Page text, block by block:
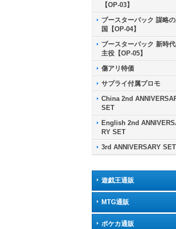
【OP-03】
ブースターパック 謀略
国【OP-04】
ブースターパック 新時
主役【OP-05】
傷アリ特価
サプライ付属プロモ
China 2nd
SET
English 2nd
RY SET
3rd ANNIVERSARY SET
遊戯王通販
MTG通販
ポケカ通販